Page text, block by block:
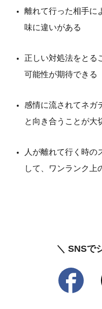
離れて行った相手に
味に違いがある
正しい対処法をとる
可能性が期待できる
感情に流されてネガ
と向き合うことが大
人が離れて行く時の
して、ワンランク上
＼ SNSで